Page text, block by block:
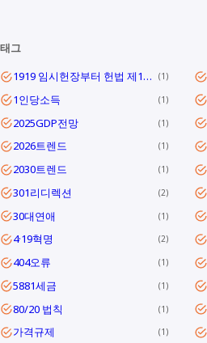
태그
1919 임시헌장부터 헌법 제1조까지
1
1인당소득 1
2025GDP전망 1
2026트렌드 1
2030트렌드 1
301리디렉션 2
30대연애 1
4·19혁명 2
404오류 1
5881세금 1
80/20 법칙 1
가격규제 1